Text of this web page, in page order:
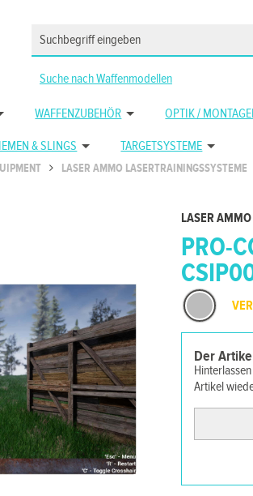
Suche nach Waffenmodellen
WAFFENZUBEHÖR OPTIK /
& SLINGS TARGETSYSTEME
LASER AMMO LASERTRAININGSSYSTEME
LASER AMMO
PRO-
Der
Artikel